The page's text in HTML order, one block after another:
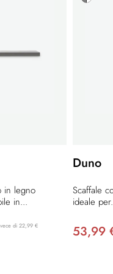
in legno
in...
di 22,99 €
Duno
Scaffale
ideale
53,99